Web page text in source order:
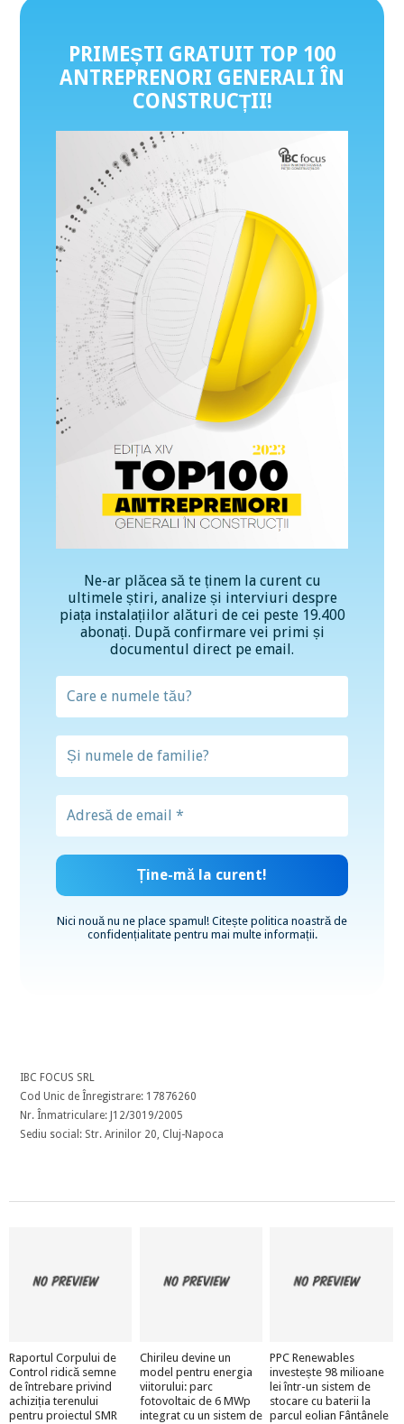
PRIMEȘTI GRATUIT TOP 100
ANTREPRENORI GENERALI ÎN
CONSTRUCȚII!
Ne-ar plăcea să te ținem la curent cu
ultimele știri, analize și interviuri despre
piața instalațiilor alături de cei peste 19.400
abonați. După confirmare vei primi și
documentul direct pe email.
Nici nouă nu ne place spamul! Citește politica noastră de
confidențialitatepentru mai multe informații.
IBC FOCUS SRL
Cod Unic de Înregistrare: 17876260
Nr. Înmatriculare: J12/3019/2005
Sediu social: Str. Arinilor 20, Cluj-Napoca
Raportul Corpului de
Control ridică semne
de întrebare privind
achiziția terenului
pentru proiectul SMR
Chirileu devine un
model pentru energia
viitorului: parc
fotovoltaic de 6 MWp
integrat cu un sistem de
PPC Renewables
investește 98 milioane
lei într-un sistem de
stocare cu baterii la
parcul eolian Fântânele